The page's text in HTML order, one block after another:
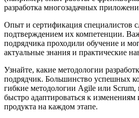
разработка многозадачных
Опыт и сертификация специалистов
подтверждением их компетенции.
подрядчика проходили обучение и
актуальные знания и практические
Узнайте, какие методологии
подрядчик. Большинство успешных
гибкие методологии Agile или Scrum,
быстро адаптироваться к изменениям
продукта на каждом этапе.